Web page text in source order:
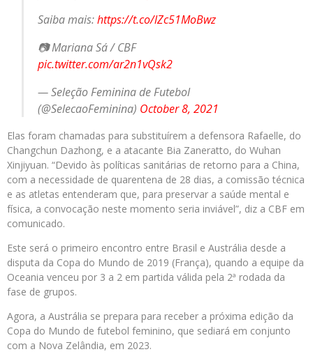
Saiba mais:https://t.co/lZc51MoBwz
📷 Mariana Sá / CBF
pic.twitter.com/ar2n1vQsk2
— Seleção Feminina de Futebol
(@SelecaoFeminina) October 8, 2021
Elas foram chamadas para substituírem a defensora Rafaelle, do
Changchun Dazhong, e a atacante Bia Zaneratto, do Wuhan
Xinjiyuan. “Devido às políticas sanitárias de retorno para a China,
com a necessidade de quarentena de 28 dias, a comissão técnica
e as atletas entenderam que, para preservar a saúde mental e
física, a convocação neste momento seria inviável”, diz a CBF em
comunicado.
Este será o primeiro encontro entre Brasil e Austrália desde a
disputa da Copa do Mundo de 2019 (França), quando a equipe da
Oceania venceu por 3 a 2 em partida válida pela 2ª rodada da
fase de grupos.
Agora, a Austrália se prepara para receber a próxima edição da
Copa do Mundo de futebol feminino, que sediará em conjunto
com a Nova Zelândia, em 2023.